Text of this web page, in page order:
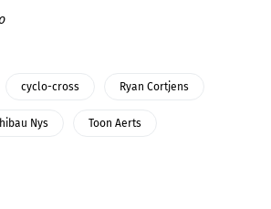
cyclo-cross Ryan Cortjens
Nys Toon Aerts